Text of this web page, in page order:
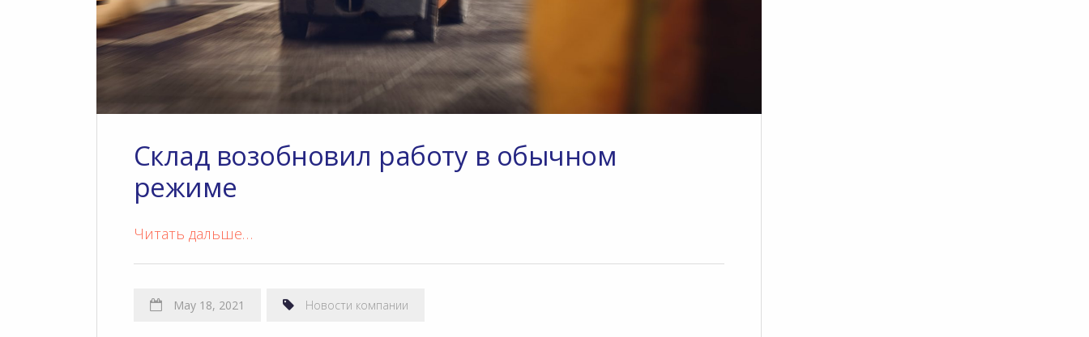
Склад возобновил работу в обычном
режиме
Читать дальше…
May 18, 2021 Новости компании